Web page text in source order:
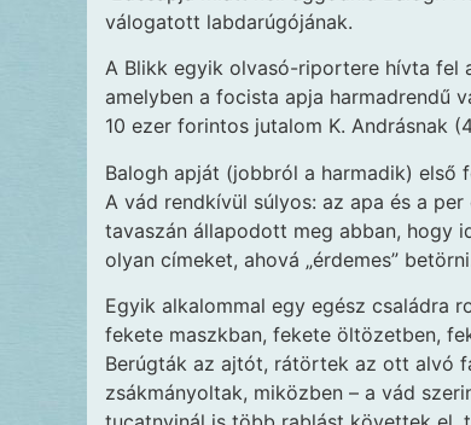
válogatott labdarúgójának.
A Blikk egyik olvasó-riportere hívta fel
amelyben a focista apja harmadrendű
10 ezer forintos jutalom K. Andrásnak
Balogh apját (jobbról a harmadik) első
A vád rendkívül súlyos: az apa és a
tavaszán állapodott meg abban, hogy
olyan címeket, ahová „érdemes”
Egyik alkalommal egy egész családra
fekete maszkban, fekete öltözetben,
Berúgták az ajtót, rátörtek az ott alvó
zsákmányoltak, miközben – a vád